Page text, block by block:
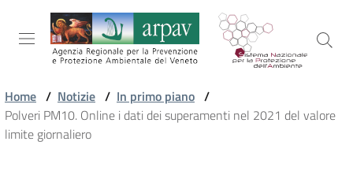
Salta al contenuto
Salta alla navigazione
Salta al footer
ARPAV
Home / Notizie / In primo piano /
Polveri PM10. Online i dati dei superamenti nel 2021 del valore
limite giornaliero